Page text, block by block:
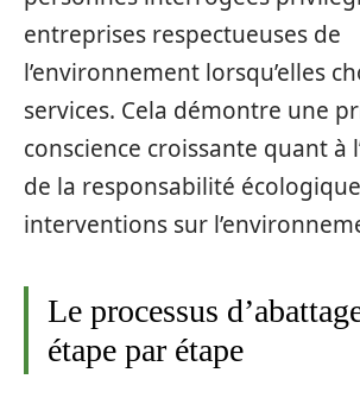
entreprises respectueuses de
l’environnement lorsqu’elles
services. Cela démontre une
conscience croissante quant à
de la responsabilité
interventions sur
Le processus
étape par étape